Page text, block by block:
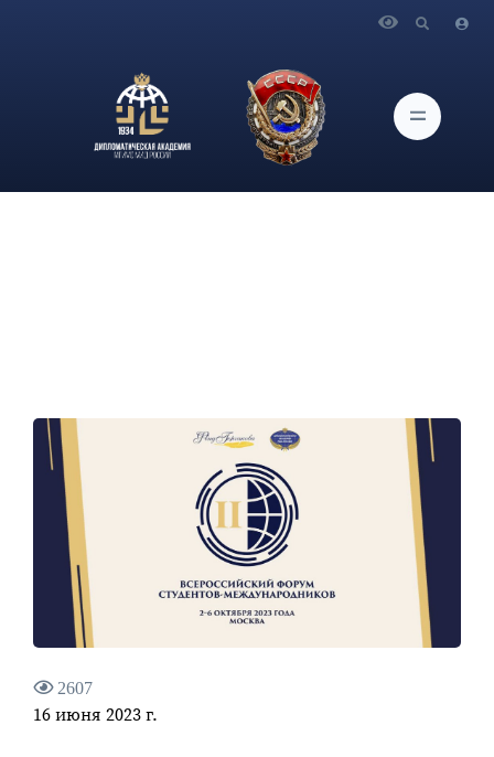
приём заявок продлен до 2 июля (23:59 МСК)
2607
16 июня 2023 г.